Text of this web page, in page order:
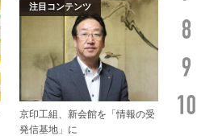
注目コンテンツ
京印工組、新会館を「情報の受
発信基地」に